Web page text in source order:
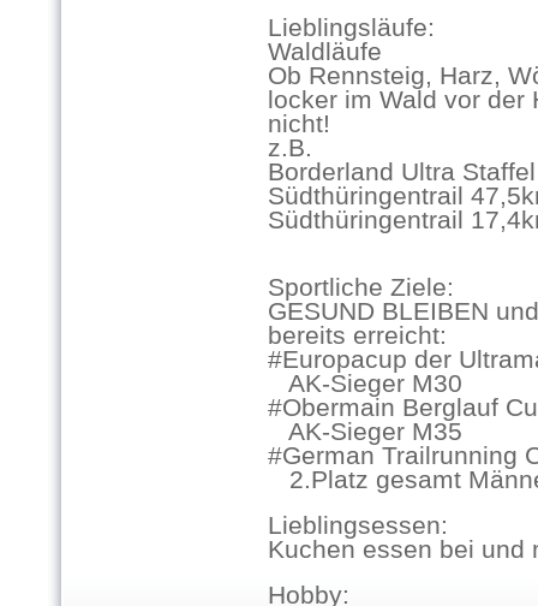
Lieblingsläufe:
Waldläufe
Ob Rennsteig, Harz,
locker im Wald vor der
nicht!
z.B.
Borderland Ultra
Südthüringentrail
Südthüringentrail
Sportliche Ziele:
GESUND BLEIBEN
bereits erreicht:
#Europacup der
AK-Sieger M30
#Obermain Berglauf
AK-Sieger M35
#German Trailrunning
2.Platz gesamt
Lieblingsessen:
Kuchen essen bei und
Hobby: